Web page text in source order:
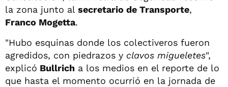
la zona junto al secretario de Transporte,
Franco Mogetta.
"Hubo esquinas donde los colectiveros fueron
agredidos, con piedrazos y clavos migueletes",
explicó Bullrich a los medios en el reporte de lo
que hasta el momento ocurrió en la jornada de